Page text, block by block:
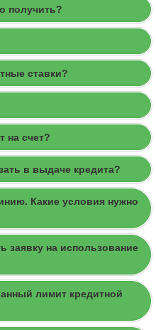
получить?
ставки?
на счет?
в выдаче кредита?
Какие условия нужно
заявку на использование
лимит кредитной